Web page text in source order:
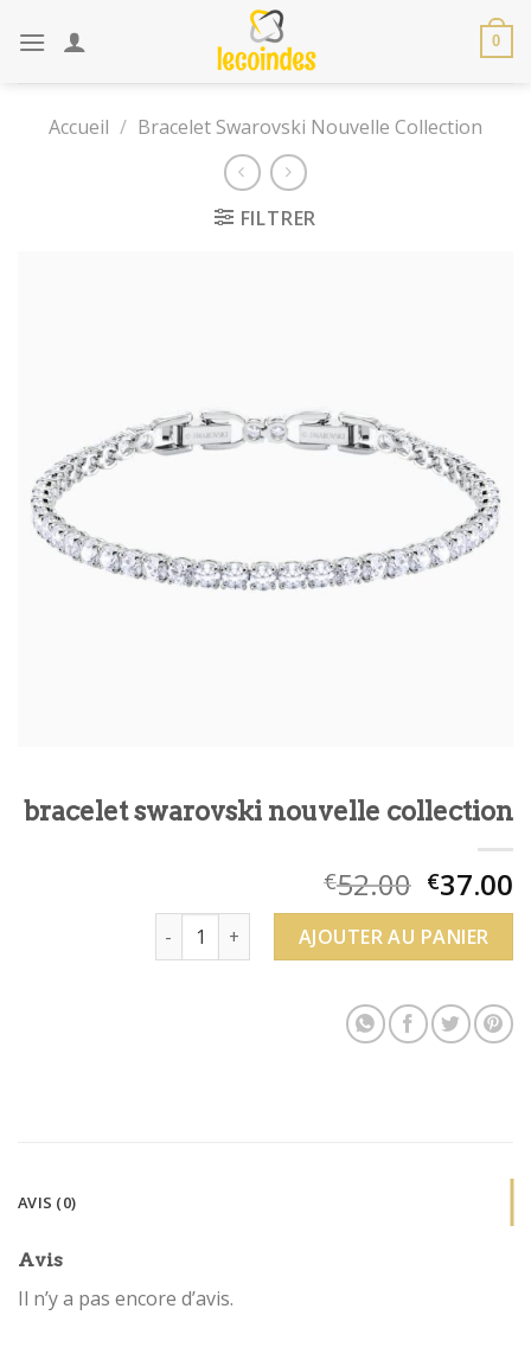
0
Accueil / Bracelet Swarovski Nouvelle Collection
FILTRER
bracelet swarovski nouvelle collection
€52.00 €37.00
quantité de bracelet swarovski nouvelle
AJOUTER AU PANIER
AVIS (0)
Avis
Il n’y a pas encore d’avis.